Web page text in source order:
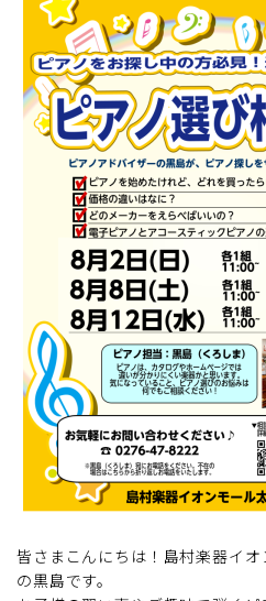
皆さまこんにちは！島村楽器イ
の黒島です。